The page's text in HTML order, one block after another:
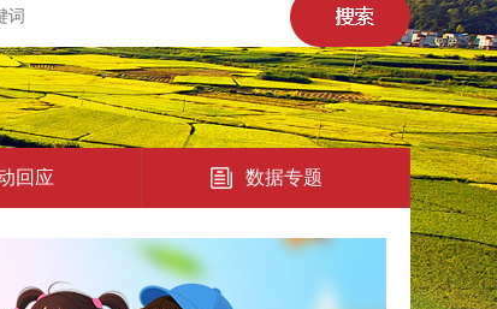
回应
征集
数据专题